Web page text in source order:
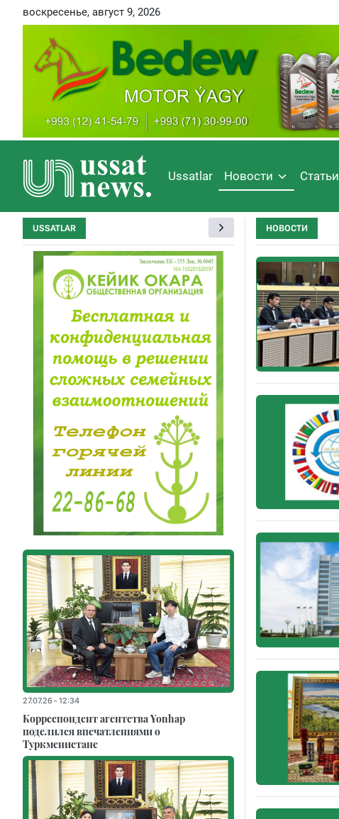
воскресенье, август 9, 2026
Ussatlar Новости Статьи
НОВОСТИ
USSATLAR
27.07.26 - 12:34
Корреспондент агентства Yonhap
поделился впечатлениями о
Туркменистане